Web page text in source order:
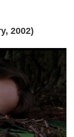
2002)